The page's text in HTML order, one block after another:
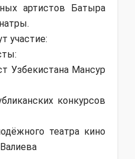
артистов Батыра
участие:
Мансур
конкурсов
театра кино